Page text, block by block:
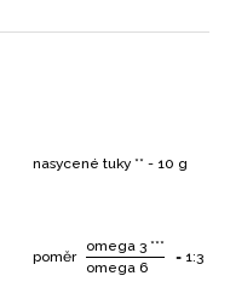
nasycené tuky ** - 10 g
poměr
omega 3 ***
omega 6
= 1:3